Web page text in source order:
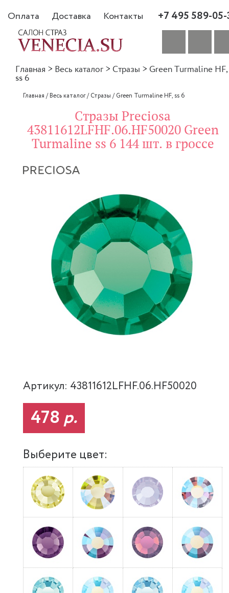
Оплата Доставка Контакты +7 495 589-
Главная > Весь каталог > Стразы > Green Turmaline HF,
ss 6
Главная /Весь каталог/Стразы /Green Turmaline HF, ss 6
Стразы Preciosa
43811612LFHF.06.HF50020 Green
Turmaline ss 6 144 шт. в гроссе
Артикул: 43811612LFHF.06.HF50020
478 р.
Выберите цвет: